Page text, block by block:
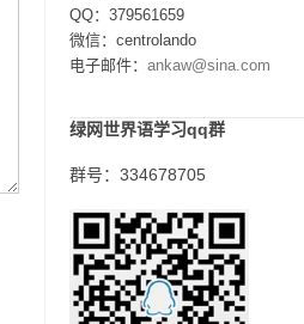
QQ：379561659
微信：centrolando
电子邮件：ankaw@sina.com
绿网世界语学习qq群
群号：334678705